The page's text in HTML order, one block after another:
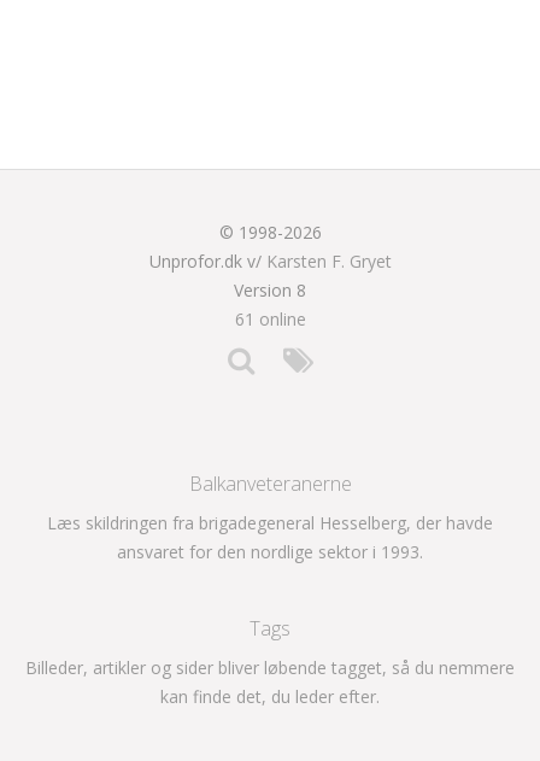
© 1998-2026
Unprofor.dk v/ Karsten F. Gryet
Version 8
61 online
Balkanveteranerne
Læs skildringen fra brigadegeneral Hesselberg, der havde
ansvaret for den nordlige sektor i 1993.
Tags
Billeder, artikler og sider bliver løbende tagget, så du nemmere
kan finde det, du leder efter.